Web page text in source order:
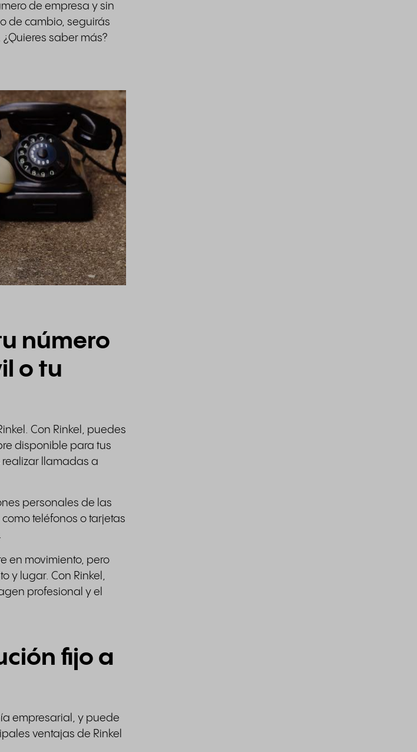
de empresa y sin
de cambio, seguirás
saber más?
número
o tu
Con Rinkel, puedes
disponible para tus
realizar llamadas a
personales de las
teléfonos o tarjetas
en movimiento, pero
y lugar. Con Rinkel,
profesional y el
fijo a
empresarial, y puede
ventajas de Rinkel